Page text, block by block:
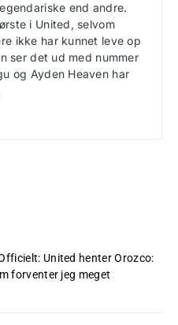
end andre.
i United, selvom
ikke har kunnet leve op
ser det ud med nummer
og Ayden Heaven har
United henter Orozco:
forventer jeg meget